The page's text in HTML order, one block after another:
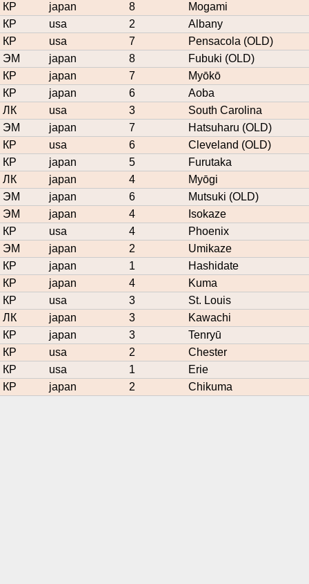
КР
japan 8
Mogami
КР
usa 2
Albany
КР
usa 7
Pensacola (OLD)
ЭМ
japan 8
Fubuki (OLD)
КР
japan 7
Myōkō
КР
japan 6
Aoba
ЛК
usa 3
South Carolina
ЭМ
japan 7
Hatsuharu (OLD)
КР
usa 6
Cleveland (OLD)
КР
japan 5
Furutaka
ЛК
japan 4
Myōgi
ЭМ
japan 6
Mutsuki (OLD)
ЭМ
japan 4
Isokaze
КР
usa 4
Phoenix
ЭМ
japan 2
Umikaze
КР
japan 1
Hashidate
КР
japan 4
Kuma
КР
usa 3
St. Louis
ЛК
japan 3
Kawachi
КР
japan 3
Tenryū
КР
usa 2
Chester
КР
usa 1
Erie
КР
japan 2 Chikuma